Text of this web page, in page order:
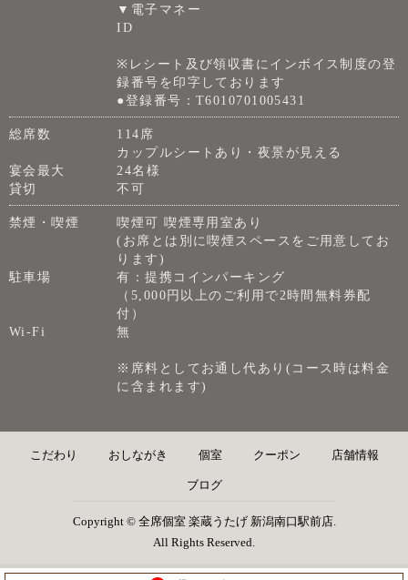
▼電子マネー
ID
※レシート及び領収書にインボイス制度の登
録番号を印字しております
●登録番号：T6010701005431
総席数
114席
カップルシートあり・夜景が見える
宴会最大
24名様
貸切
不可
禁煙・喫煙
喫煙可 喫煙専用室あり
(お席とは別に喫煙スペースをご用意してお
ります)
駐車場
有：提携コインパーキング
（5,000円以上のご利用で2時間無料券配
付）
Wi-Fi
無
※席料としてお通し代あり(コース時は料金
に含まれます)
こだわり おしながき 個室 クーポン 店舗情報
ブログ
Copyright © 全席個室 楽蔵うたげ 新潟南口駅前店.
All Rights Reserved.